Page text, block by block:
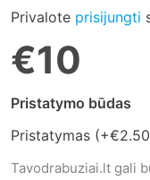
Privalote prisijungti
€10
Pristatymo būdas
Pristatymas (+€2.50
Tavodrabuziai.lt gali